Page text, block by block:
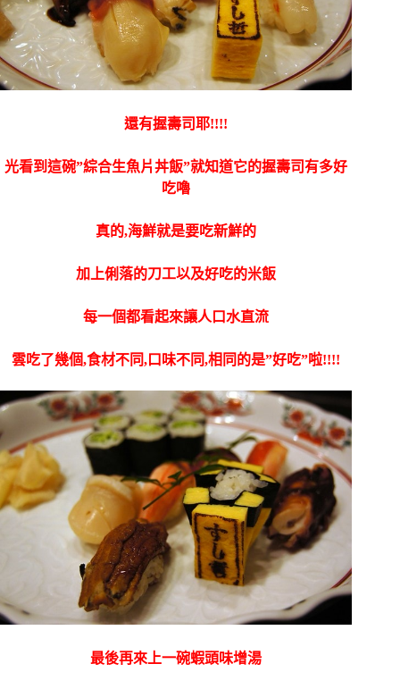
還有握壽司耶!!!!
光看到這碗”綜合生魚片丼飯”就知道它的握壽司有多好
吃嚕
真的,海鮮就是要吃新鮮的
加上俐落的刀工以及好吃的米飯
每一個都看起來讓人口水直流
雲吃了幾個,食材不同,口味不同,相同的是”好吃”啦!!!!
最後再來上一碗蝦頭味增湯